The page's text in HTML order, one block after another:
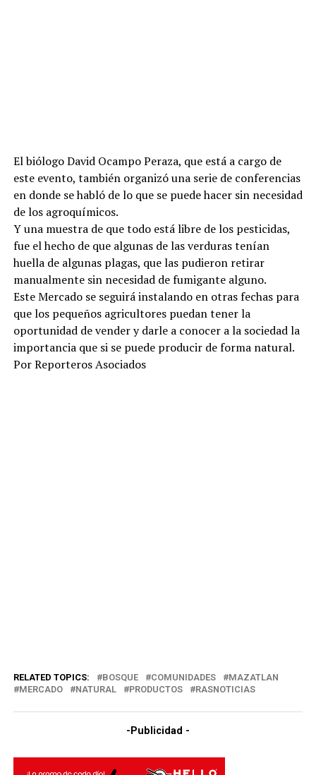
El biólogo David Ocampo Peraza, que está a cargo de
este evento, también organizó una serie de conferencias
en donde se habló de lo que se puede hacer sin necesidad
de los agroquímicos.
Y una muestra de que todo está libre de los pesticidas,
fue el hecho de que algunas de las verduras tenían
huella de algunas plagas, que las pudieron retirar
manualmente sin necesidad de fumigante alguno.
Este Mercado se seguirá instalando en otras fechas para
que los pequeños agricultores puedan tener la
oportunidad de vender y darle a conocer a la sociedad la
importancia que si se puede producir de forma natural.
Por Reporteros Asociados
RELATED TOPICS: BOSQUE COMUNIDADES
MAZATLAN
MERCADO
NATURAL PRODUCTOS RASNOTICIAS
-Publicidad -